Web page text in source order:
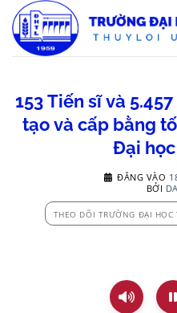
qua
nội
153 Tiến sĩ và
tạo và cấp bằng
Đại
ĐĂNG VÀO
BỞI
THEO DÕI TRƯỜNG ĐẠI HỌC